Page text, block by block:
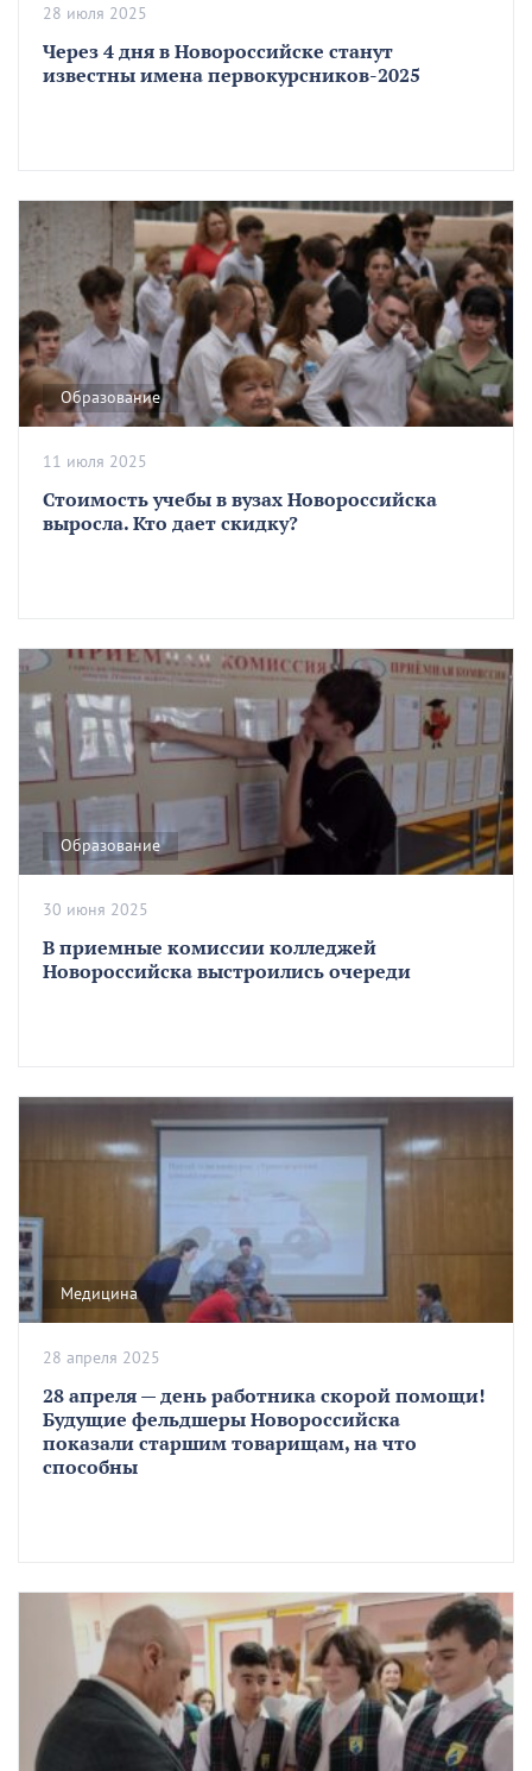
Через 4 дня в Новороссийске станут
известны имена первокурсников-2025
28 июля 2025
Образование
Стоимость учебы в вузах Новороссийска
выросла. Кто дает скидку?
11 июля 2025
Образование
В приемные комиссии колледжей
Новороссийска выстроились очереди
30 июня 2025
Медицина
28 апреля — день работника скорой помощи!
Будущие фельдшеры Новороссийска
показали старшим товарищам, на что
способны
28 апреля 2025